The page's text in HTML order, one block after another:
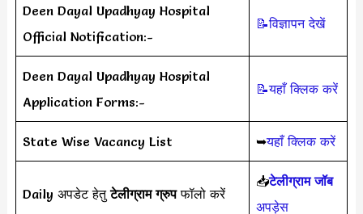
Deen Dayal Upadhyay Hospital
Official Notification:-
📝विज्ञापन देखें
Deen Dayal Upadhyay Hospital
Application Forms:-
📝यहाँ क्लिक करें
State Wise Vacancy List ➥यहाँ क्लिक करें
Daily अपडेट हेतुटेलीग्राम ग्रुपफॉलो करें
📥टेलीग्राम जॉब
अपड़ेस